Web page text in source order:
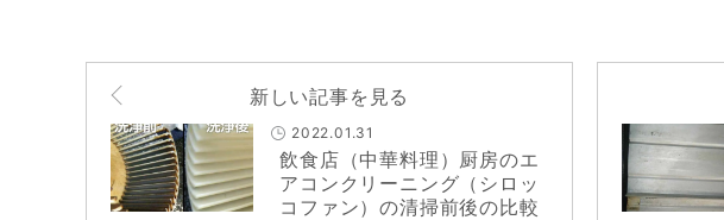
新しい記事を見る
2022.01.31
飲食店（中華料理）厨房のエ
アコンクリーニング（シロッ
コファン）の清掃前後の比較